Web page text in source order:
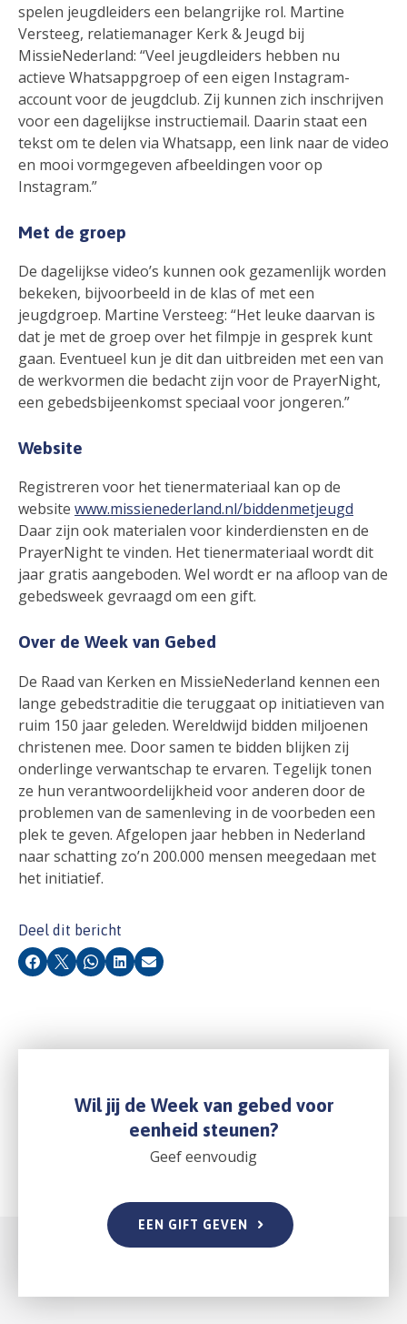
spelen jeugdleiders een belangrijke rol. Martine
Versteeg, relatiemanager Kerk & Jeugd bij
MissieNederland: “Veel jeugdleiders hebben nu
actieve Whatsappgroep of een eigen Instagram-
account voor de jeugdclub. Zij kunnen zich inschrijven
voor een dagelijkse instructiemail. Daarin staat een
tekst om te delen via Whatsapp, een link naar de video
en mooi vormgegeven afbeeldingen voor op
Instagram.”
Met de groep
De dagelijkse video’s kunnen ook gezamenlijk worden
bekeken, bijvoorbeeld in de klas of met een
jeugdgroep. Martine Versteeg: “Het leuke daarvan is
dat je met de groep over het filmpje in gesprek kunt
gaan. Eventueel kun je dit dan uitbreiden met een van
de werkvormen die bedacht zijn voor de PrayerNight,
een gebedsbijeenkomst speciaal voor jongeren.”
Website
Registreren voor het tienermateriaal kan op de
website www.missienederland.nl/biddenmetjeugd
Daar zijn ook materialen voor kinderdiensten en de
PrayerNight te vinden. Het tienermateriaal wordt dit
jaar gratis aangeboden. Wel wordt er na afloop van de
gebedsweek gevraagd om een gift.
Over de Week van Gebed
De Raad van Kerken en MissieNederland kennen een
lange gebedstraditie die teruggaat op initiatieven van
ruim 150 jaar geleden. Wereldwijd bidden miljoenen
christenen mee. Door samen te bidden blijken zij
onderlinge verwantschap te ervaren. Tegelijk tonen
ze hun verantwoordelijkheid voor anderen door de
problemen van de samenleving in de voorbeden een
plek te geven. Afgelopen jaar hebben in Nederland
naar schatting zo’n 200.000 mensen meegedaan met
het initiatief.
Deel dit bericht
Facebook
X Whatsapp
LinkedInE-mail
Wil jij de Week van gebed voor
eenheid steunen?
Geef eenvoudig
EEN GIFT GEVEN